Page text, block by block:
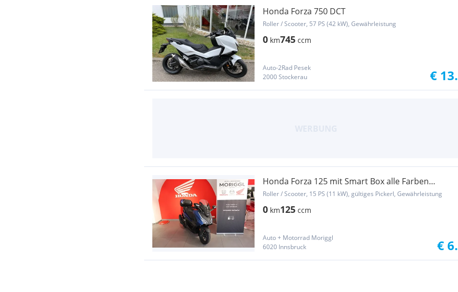
Honda Forza 750 DCT
Roller / Scooter, 57 PS (42 kW), Gewährleistung
0 km745 ccm
Auto-2Rad Pesek
2000 Stockerau
€
Honda Forza 125 mit Smart Box alle Farben
Lagernd
Roller / Scooter, 15 PS (11 kW), gültiges Pickerl, Gewährleistung
0 km125 ccm
Auto + Motorrad Moriggl
6020 Innsbruck
€